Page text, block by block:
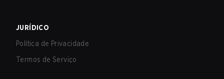
JURÍDICO
Política de Privacidade
Termos de Serviço